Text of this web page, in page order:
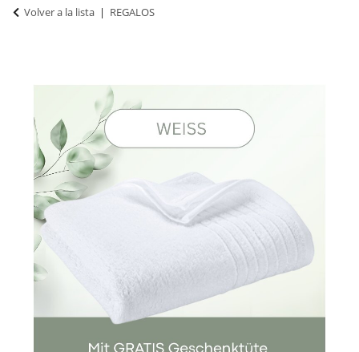
Volver a la lista REGALOS